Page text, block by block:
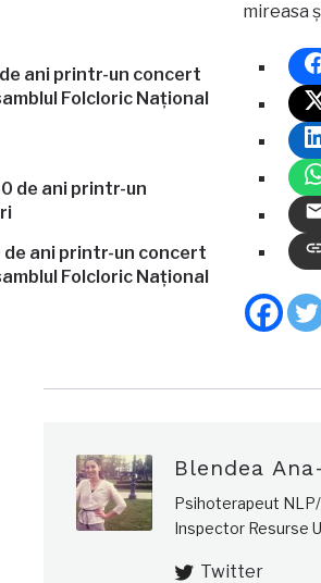
ani printr-un concert
Folcloric Național
de ani printr-un concert
Folcloric Național
mireasa
Blendea
Psihoterapeut
Inspector Resurse
Twitter